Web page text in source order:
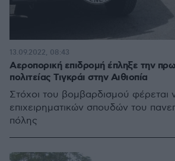
Αεροπορική επιδρομή έπληξε την
πολιτείας Τιγκράι στην Αιθιοπία
Στόχοι του βομβαρδισμού φέρεται
επιχειρηματικών σπουδών του
πόλης
13.09.2022, 08:43